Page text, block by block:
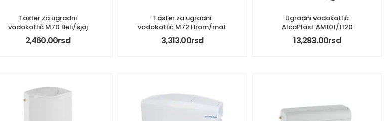
Taster za ugradni
vodokotlić M70 Beli/sjaj
2,460.00rsd
Taster za ugradni
vodokotlić M72 Hrom/mat
3,313.00rsd
Ugradni vodokotlić
AlcaPlast AM101/1120
13,283.00rsd